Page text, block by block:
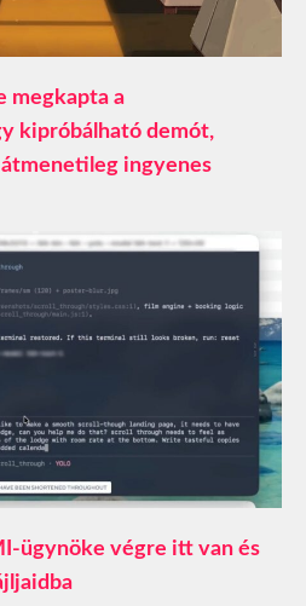
megkapta a
kipróbálható demót,
átmenetileg ingyenes
ügynöke végre itt van és